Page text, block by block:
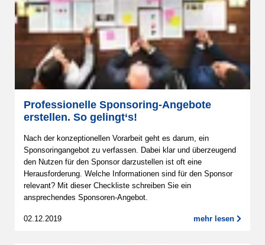
Professionelle Sponsoring-Angebote
erstellen. So gelingt‘s!
Nach der konzeptionellen Vorarbeit geht es darum, ein
Sponsoringangebot zu verfassen. Dabei klar und überzeugend
den Nutzen für den Sponsor darzustellen ist oft eine
Herausforderung. Welche Informationen sind für den Sponsor
relevant? Mit dieser Checkliste schreiben Sie ein
ansprechendes Sponsoren-Angebot.
02.12.2019 mehr lesen